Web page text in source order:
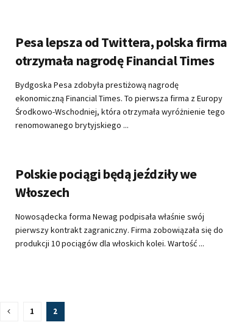
Pesa lepsza od Twittera, polska firma
otrzymała nagrodę Financial Times
Bydgoska Pesa zdobyła prestiżową nagrodę
ekonomiczną Financial Times. To pierwsza firma z Europy
Środkowo-Wschodniej, która otrzymała wyróżnienie tego
renomowanego brytyjskiego ...
Polskie pociągi będą jeździły we
Włoszech
Nowosądecka forma Newag podpisała właśnie swój
pierwszy kontrakt zagraniczny. Firma zobowiązała się do
produkcji 10 pociągów dla włoskich kolei. Wartość ...
1 2